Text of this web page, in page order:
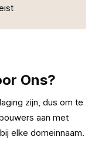
Ons?
zijn, dus om te
aan met
elke domeinnaam.